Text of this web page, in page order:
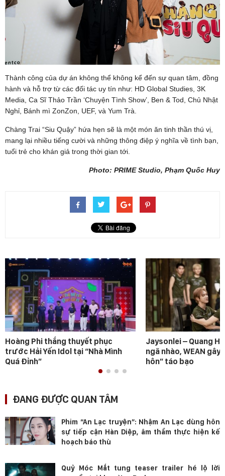
Thành công của dự án không thể không kể đến sự quan tâm, đồng
hành và hỗ trợ từ các đối tác uy tín như: HD Global Studies, 3K
Media, Ca Sĩ Thảo Trần ‘Chuyện Tình Show’, Ben & Tod, Chủ Nhật
Nghỉ, Bánh mì ZonZon, UEF, và Yum Trà.
Chàng Trai “Siu Quậy” hứa hẹn sẽ là một món ăn tinh thần thú vị,
mang lại nhiều tiếng cười và những thông điệp ý nghĩa về tình bạn,
tuổi trẻ cho khán giả trong thời gian tới.
Photo: PRIME Studio, Phạm Quốc Huy
Hoàng Phi thắng thuyết phục
trước Hải Yến Idol tại “Nhà Mình
Quá Đỉnh”
Jaysonlei – Quang
ngã nhào, WEAN gây
hôn” táo bạo
ĐANG ĐƯỢC QUAN TÂM
Phim “An Lạc truyện”: Nhậm An Lạc dùng hôn
sự tiếp cận Hàn Diệp, âm thầm thực hiện kế
hoạch báo thù
Quỷ Móc Mắt tung teaser trailer hé lộ lời